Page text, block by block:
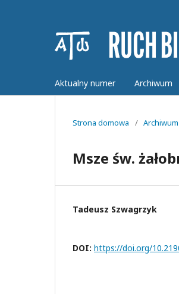
Aktualny numer Archiwum
Strona domowa / Archiwum
Msze św.
Tadeusz Szwagrzyk
DOI: https://doi.org/